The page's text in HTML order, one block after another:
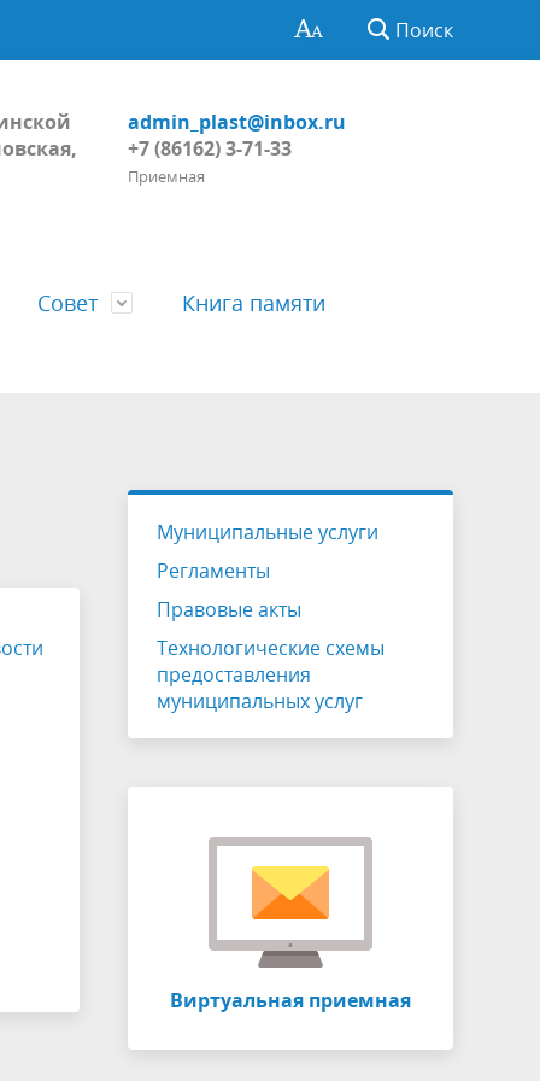
Поиск
admin_plast@inbox.ru
+7 (86162) 3-71-33
Приемная
Пожарная безопасность, ГО и ЧС
Отчет главы
Противодействие коррупции
Информация о собраниях участников
Проекты
Публичные слушания
Совет
Решения Совета
Книга памяти
Муниципальные услуги
Регламенты
Правовые акты
Технологические схемы
предоставления
муниципальных услуг
Виртуальная приемная